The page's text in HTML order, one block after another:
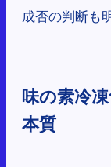
成否の判断も
味の素冷
本質